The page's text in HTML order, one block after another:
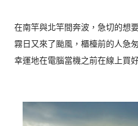
在南竿與北竿間奔波，急切的想
霧日又來了颱風，櫃檯前的人急
幸運地在電腦當機之前在線上買